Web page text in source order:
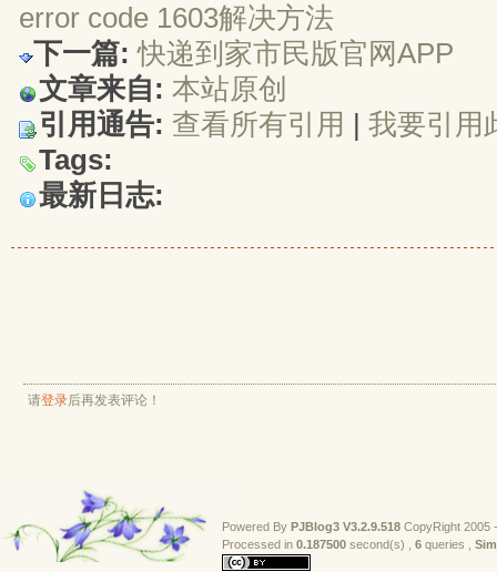
error code 1603解决方法
下一篇: 快递到家市民版官网APP
文章来自: 本站原创
引用通告: 查看所有引用 | 我要引用
Tags:
最新日志:
请登录后再发表评论！
Powered By PJBlog3 V3.2.9.518 CopyRight 2005
Processed in 0.187500 second(s) , 6 queries ,